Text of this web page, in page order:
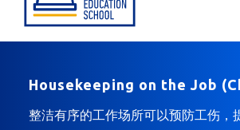
Housekeeping on the Job
整洁有序的工作场所可以预防工伤，